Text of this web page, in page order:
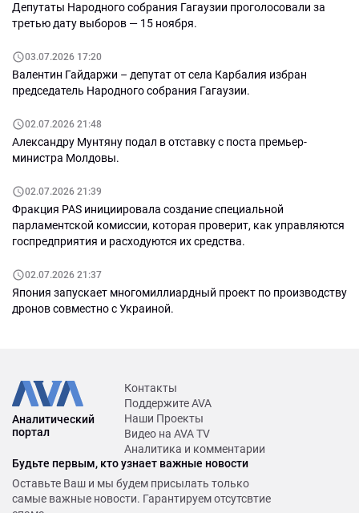
Депутаты Народного собрания Гагаузии проголосовали за
третью дату выборов — 15 ноября.
03.07.2026 17:20
Валентин Гайдаржи – депутат от села Карбалия избран
председатель Народного собрания Гагаузии.
02.07.2026 21:48
Александру Мунтяну подал в отставку с поста премьер-
министра Молдовы.
02.07.2026 21:39
Фракция PAS инициировала создание специальной
парламентской комиссии, которая проверит, как управляются
госпредприятия и расходуются их средства.
02.07.2026 21:37
Япония запускает многомиллиардный проект по производству
дронов совместно с Украиной.
Аналитический
портал
Контакты
Поддержите AVA
Наши Проекты
Видео на AVA TV
Аналитика и комментарии
Будьте первым, кто узнает важные новости
Оставьте Ваш и мы будем присылать только
самые важные новости. Гарантируем отсутсвтие